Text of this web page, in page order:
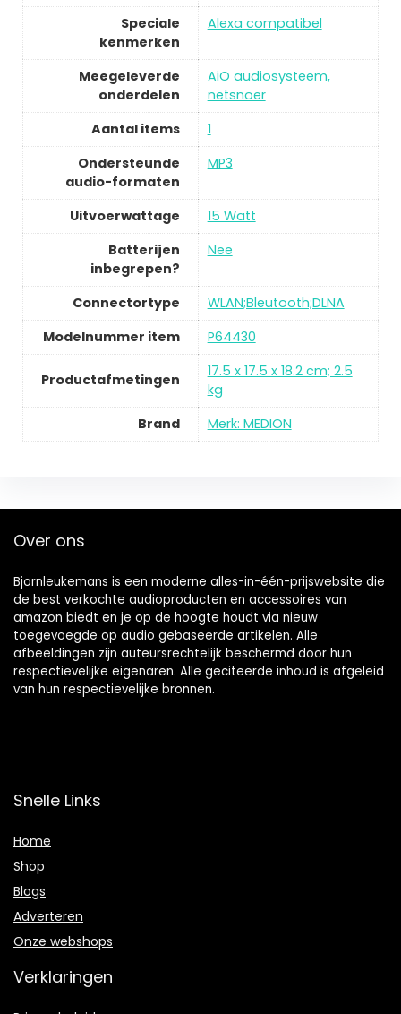
Speciale
kenmerken
Alexa compatibel
Meegeleverde
onderdelen
AiO audiosysteem,
netsnoer
Aantal items
1
Ondersteunde
audio-formaten
MP3
Uitvoerwattage
15 Watt
Batterijen
inbegrepen?
Nee
Connectortype
WLAN;Bleutooth;DLNA
Modelnummer item
P64430
Productafmetingen
17.5 x 17.5 x 18.2 cm; 2.5
kg
Brand
Merk: MEDION
Over ons
Bjornleukemans is een moderne alles-in-één-prijswebsite die
de best verkochte audioproducten en accessoires van
amazon biedt en je op de hoogte houdt via nieuw
toegevoegde op audio gebaseerde artikelen. Alle
afbeeldingen zijn auteursrechtelijk beschermd door hun
respectievelijke eigenaren. Alle geciteerde inhoud is afgeleid
van hun respectievelijke bronnen.
Snelle Links
Home
Shop
Blogs
Adverteren
Onze webshops
Verklaringen